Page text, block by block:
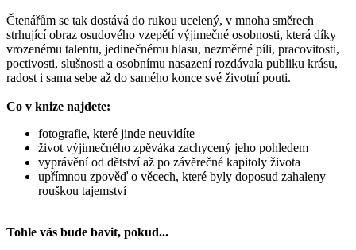
Čtenářům se tak dostává do rukou ucelený, v mnoha směrech
strhující obraz osudového vzepětí výjimečné osobnosti, která díky
vrozenému talentu, jedinečnému hlasu, nezměrné píli, pracovitosti,
poctivosti, slušnosti a osobnímu nasazení rozdávala publiku krásu,
radost i sama sebe až do samého konce své životní pouti.
Co v knize najdete:
fotografie, které jinde neuvidíte
život výjimečného zpěváka zachycený jeho pohledem
vyprávění od dětství až po závěrečné kapitoly života
upřímnou zpověď o věcech, které byly doposud zahaleny
rouškou tajemství
Tohle vás bude bavit, pokud...